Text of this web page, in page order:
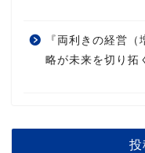
『両利きの経営
略が未来を切り拓